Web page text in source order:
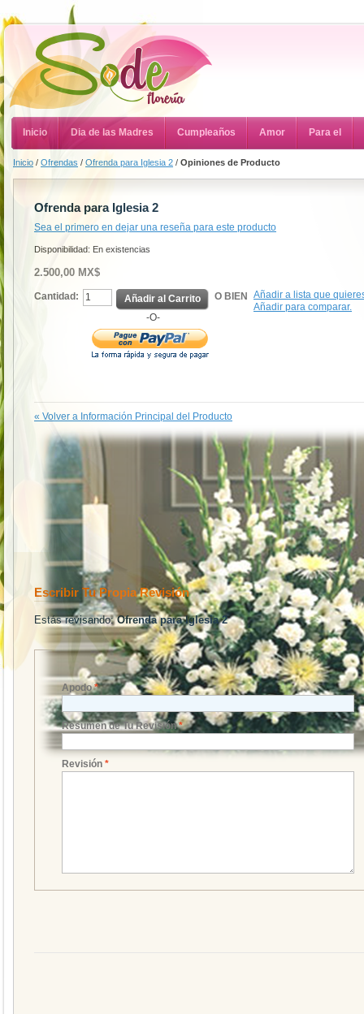
Inicio Dia de las Madres Cumpleaños Amor Para el
Inicio / Ofrendas / Ofrenda para Iglesia 2 / Opiniones de Producto
Ofrenda para Iglesia 2
Sea el primero en dejar una reseña para este producto
Disponibilidad: En existencias
2.500,00 MX$
Cantidad:
Añadir al Carrito
-O-
O BIEN
Añadir a lista que
Añadir para comparar.
« Volver a Información Principal del Producto
Escribir Tu Propia Revisión
Estás revisando:Ofrenda para Iglesia 2
*
Apodo
*
Resumen de Tu Revisión
*
Revisión